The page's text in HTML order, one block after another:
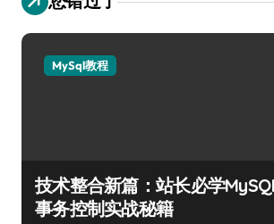
MySql教程
技术整合新篇：站长必学
事务控制实战秘籍